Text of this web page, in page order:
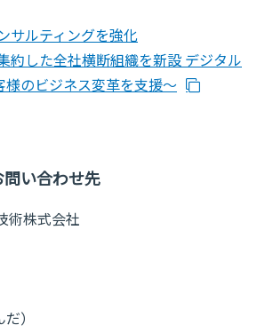
サルティングを強化
約した全社横断組織を新設 デジタル
様のビジネス変革を支援～
い合わせ先
術株式会社
）